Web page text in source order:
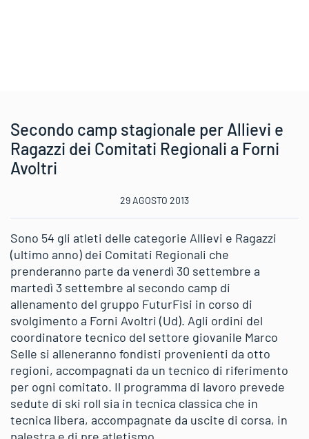
Secondo camp stagionale per Allievi e
Ragazzi dei Comitati Regionali a Forni
Avoltri
29 AGOSTO 2013
Sono 54 gli atleti delle categorie Allievi e Ragazzi
(ultimo anno) dei Comitati Regionali che
prenderanno parte da venerdì 30 settembre a
martedì 3 settembre al secondo camp di
allenamento del gruppo FuturFisi in corso di
svolgimento a Forni Avoltri (Ud). Agli ordini del
coordinatore tecnico del settore giovanile Marco
Selle si alleneranno fondisti provenienti da otto
regioni, accompagnati da un tecnico di riferimento
per ogni comitato. Il programma di lavoro prevede
sedute di ski roll sia in tecnica classica che in
tecnica libera, accompagnate da uscite di corsa, in